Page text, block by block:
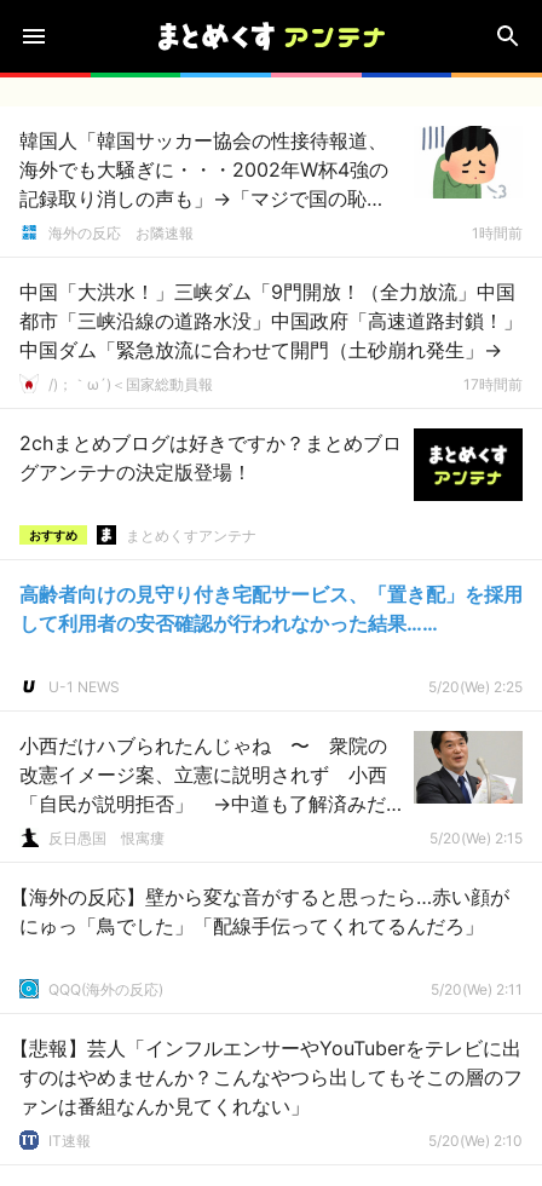
韓国人「韓国サッカー協会の性接待報道、
海外でも大騒ぎに・・・2002年W杯4強の
記録取り消しの声も」→「マジで国の恥
だ」「2002年まで疑う価値がある」「国民
り飛ばすね」
海外の反応 お隣速報 1時間前
中国「大洪水！」三峡ダム「9門開放！（全力放流」中国
都市「三峡沿線の道路水没」中国政府「高速道路封鎖！」
中国ダム「緊急放流に合わせて開門（土砂崩れ発生」→
/)；｀ω´)＜国家総動員報 17時間前
2chまとめブログは好きですか？まとめブロ
グアンテナの決定版登場！
おすすめ まとめくすアンテナ
高齢者向けの見守り付き宅配サービス、「置き配」を採用
して利用者の安否確認が行われなかった結果……
U-1 NEWS 5/20(We) 2:25
小西だけハブられたんじゃね 〜 衆院の
改憲イメージ案、立憲に説明されず 小西
「自民が説明拒否」 →中道も了解済みだ
った反日愚国 恨寓瘻 5/20(We) 2:15
【海外の反応】壁から変な音がすると思ったら…赤い顔が
にゅっ「鳥でした」「配線手伝ってくれてるんだろ」
QQQ(海外の反応) 5/20(We) 2:11
【悲報】芸人「インフルエンサーやYouTuberをテレビに出
すのはやめませんか？こんなやつら出してもそこの層のフ
ァンは番組なんか見てくれない」
IT速報 5/20(We) 2:10